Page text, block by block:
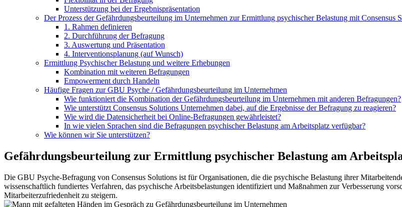
Unterstützung bei der Ergebnispräsentation
Der Prozess der Gefährdungsbeurteilung im Unternehmen zur Ermittlung psychischer Belastung mit Consensus
1. Rahmen definieren
2. Durchführung der Befragung
3. Auswertung und Präsentation
4. Interventionsplanung (auf Wunsch)
Ermittlung Psychischer Belastung und weitere Erhebungen
Kombination mit weiteren Befragungen
Empowerment durch Handeln
Häufige Fragen zur GBU Psyche / Gefährdungsbeurteilung im Unternehmen
Wie funktioniert die Kombination der Gefährdungsbeurteilung im Unternehmen mit anderen Befragungen?
Wie unterstützt Consensus Solutions Unternehmen dabei, auf die Ergebnisse der Befragung zu reagieren?
Wie wird die Datensicherheit bei Online-Befragungen gewährleistet?
In wie vielen Sprachen sind die Befragungen psychischer Belastung am Arbeitsplatz verfügbar?
Wie können wir Sie unterstützen?
Gefährdungsbeurteilung zur Ermittlung psychischer Belastung am
Die GBU Psyche-Befragung von Consensus Solutions ist für Organisationen, die die psychische Belastung ihrer
wissenschaftlich fundiertes Verfahren, das psychische Arbeitsbelastungen identifiziert und Maßnahmen zur Verbesserung
Mitarbeiterzufriedenheit zu steigern.